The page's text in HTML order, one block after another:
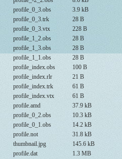
profile_0_3.obs
3.9 kB
profile_0_3.trk
28 B
profile_0_3.vtx
228 B
profile_1_2.obs
28 B
profile_1_3.obs
28 B
profile_1_1.obs
28 B
profile_index.obs
100 B
profile_index.rlr
21 B
profile_index.trk
61 B
profile_index.vtx
61 B
profile.amd
37.9 kB
profile_0_2.obs
10.3 kB
profile_0_1.obs
14.2 kB
profile.not
31.8 kB
thumbnail.jpg
145.6 kB
profile.dat
1.3 MB